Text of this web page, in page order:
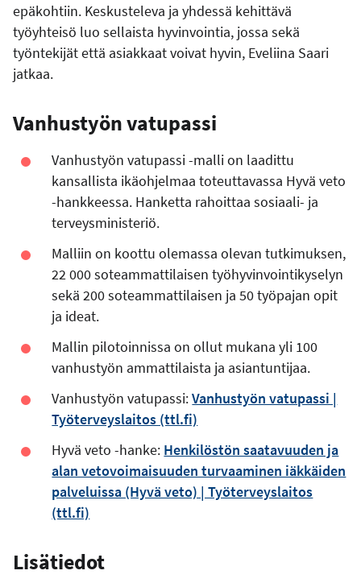
epäkohtiin. Keskusteleva ja yhdessä kehittävä
työyhteisö luo sellaista hyvinvointia, jossa sekä
työntekijät että asiakkaat voivat hyvin, Eveliina Saari
jatkaa.
Vanhustyön vatupassi
Vanhustyön vatupassi -malli on laadittu
kansallista ikäohjelmaa toteuttavassa Hyvä veto
-hankkeessa. Hanketta rahoittaa sosiaali- ja
terveysministeriö.
Malliin on koottu olemassa olevan tutkimuksen,
22 000 soteammattilaisen työhyvinvointikyselyn
sekä 200 soteammattilaisen ja 50 työpajan opit
ja ideat.
Mallin pilotoinnissa on ollut mukana yli 100
vanhustyön ammattilaista ja asiantuntijaa.
Vanhustyön vatupassi:Vanhustyön vatupassi |
Työterveyslaitos (ttl.fi)
Hyvä veto -hanke: Henkilöstön saatavuuden ja
alan vetovoimaisuuden turvaaminen iäkkäiden
palveluissa (Hyvä veto) | Työterveyslaitos
(ttl.fi)
Lisätiedot